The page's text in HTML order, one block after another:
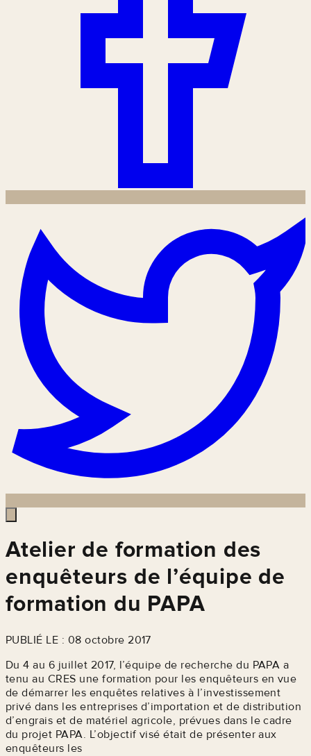
Atelier de formation des
enquêteurs de l’équipe de
formation du PAPA
PUBLIÉ LE : 08 octobre 2017
Du 4 au 6 juillet 2017, l’équipe de recherche du PAPA a
tenu au CRES une formation pour les enquêteurs en vue
de démarrer les enquêtes relatives à l’investissement
privé dans les entreprises d’importation et de distribution
d’engrais et de matériel agricole, prévues dans le cadre
du projet PAPA. L’objectif visé était de présenter aux
enquêteurs les